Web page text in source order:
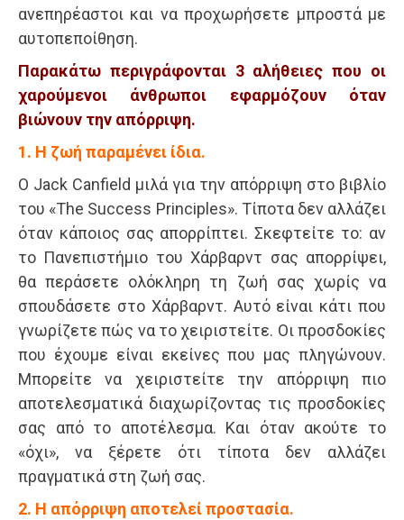
ανεπηρέαστοι και να προχωρήσετε μπροστά με
αυτοπεποίθηση.
Παρακάτω περιγράφονται 3 αλήθειες που οι
χαρούμενοι άνθρωποι εφαρμόζουν όταν
βιώνουν την απόρριψη.
1. Η ζωή παραμένει ίδια.
O Jack Canfield μιλά για την απόρριψη στο βιβλίο
του «The Success Principles». Τίποτα δεν αλλάζει
όταν κάποιος σας απορρίπτει. Σκεφτείτε το: αν
το Πανεπιστήμιο του Χάρβαρντ σας απορρίψει,
θα περάσετε ολόκληρη τη ζωή σας χωρίς να
σπουδάσετε στο Χάρβαρντ. Αυτό είναι κάτι που
γνωρίζετε πώς να το χειριστείτε. Οι προσδοκίες
που έχουμε είναι εκείνες που μας πληγώνουν.
Μπορείτε να χειριστείτε την απόρριψη πιο
αποτελεσματικά διαχωρίζοντας τις προσδοκίες
σας από το αποτέλεσμα. Και όταν ακούτε το
«όχι», να ξέρετε ότι τίποτα δεν αλλάζει
πραγματικά στη ζωή σας.
2. Η απόρριψη αποτελεί προστασία.